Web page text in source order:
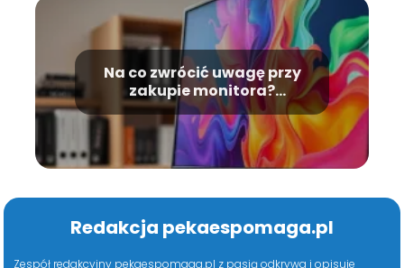
Na co zwrócić uwagę przy
zakupie monitora?
Praktyczne porady
Redakcja pekaespomaga.pl
Zespół redakcyjny pekaespomaga.pl z pasją odkrywa i opisuje